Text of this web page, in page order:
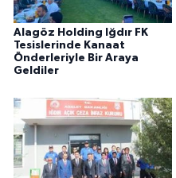
Alagöz Holding Iğdır FK
Tesislerinde Kanaat
Önderleriyle Bir Araya
Geldiler